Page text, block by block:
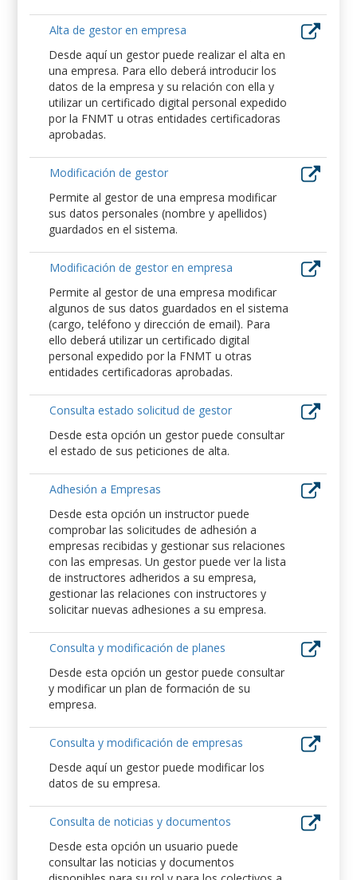
Alta de gestor en empresa
Desde aquí un gestor puede realizar el alta en
una empresa. Para ello deberá introducir los
datos de la empresa y su relación con ella y
utilizar un certificado digital personal expedido
por la FNMT u otras entidades certificadoras
aprobadas.
Modificación de gestor
Permite al gestor de una empresa modificar
sus datos personales (nombre y apellidos)
guardados en el sistema.
Modificación de gestor en empresa
Permite al gestor de una empresa modificar
algunos de sus datos guardados en el sistema
(cargo, teléfono y dirección de email). Para
ello deberá utilizar un certificado digital
personal expedido por la FNMT u otras
entidades certificadoras aprobadas.
Consulta estado solicitud de gestor
Desde esta opción un gestor puede consultar
el estado de sus peticiones de alta.
Adhesión a Empresas
Desde esta opción un instructor puede
comprobar las solicitudes de adhesión a
empresas recibidas y gestionar sus relaciones
con las empresas. Un gestor puede ver la lista
de instructores adheridos a su empresa,
gestionar las relaciones con instructores y
solicitar nuevas adhesiones a su empresa.
Consulta y modificación de planes
Desde esta opción un gestor puede consultar
y modificar un plan de formación de su
empresa.
Consulta y modificación de empresas
Desde aquí un gestor puede modificar los
datos de su empresa.
Consulta de noticias y documentos
Desde esta opción un usuario puede
consultar las noticias y documentos